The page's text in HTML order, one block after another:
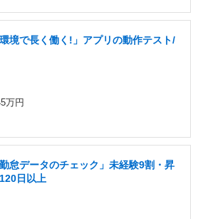
境で長く働く!」アプリの動作テスト/
万円
怠データのチェック」未経験9割・昇
日以上